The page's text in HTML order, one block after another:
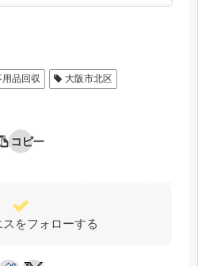
用品回収
大阪市北区
コピー
スをフォローする